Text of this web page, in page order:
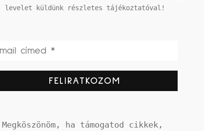
levelet küldünk részletes tájékoztatóval!
Megköszönöm, ha támogatod cikkek,